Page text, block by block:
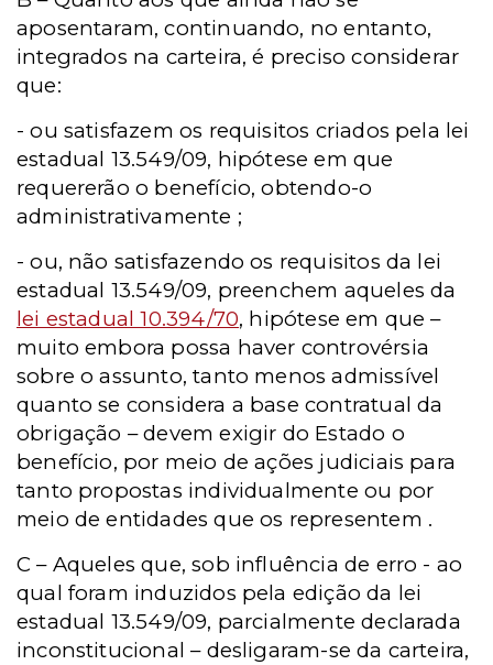
aposentaram, continuando, no entanto,
integrados na carteira, é preciso considerar
que:
- ou satisfazem os requisitos criados pela lei
estadual 13.549/09, hipótese em que
requererão o benefício, obtendo-o
administrativamente ;
- ou, não satisfazendo os requisitos da lei
estadual 13.549/09, preenchem aqueles da
lei estadual 10.394/70, hipótese em que –
muito embora possa haver controvérsia
sobre o assunto, tanto menos admissível
quanto se considera a base contratual da
obrigação – devem exigir do Estado o
benefício, por meio de ações judiciais para
tanto propostas individualmente ou por
meio de entidades que os representem .
C – Aqueles que, sob influência de erro - ao
qual foram induzidos pela edição da lei
estadual 13.549/09, parcialmente declarada
inconstitucional – desligaram-se da carteira,